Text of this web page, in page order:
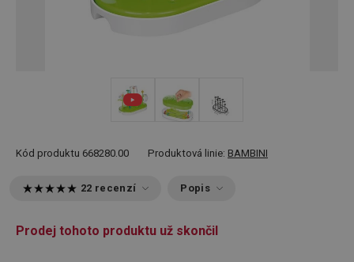
Kód produktu 668280.00 Produktová linie: BAMBINI
22 recenzí Popis
Prodej tohoto produktu už skončil